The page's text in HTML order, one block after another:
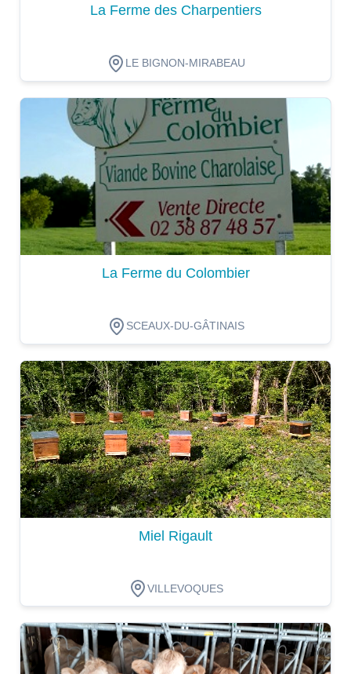
La Ferme des Charpentiers
LE BIGNON-MIRABEAU
Dégustation
La Ferme du Colombier
SCEAUX-DU-GÂTINAIS
Dégustation
Miel Rigault
VILLEVOQUES
Dégustation